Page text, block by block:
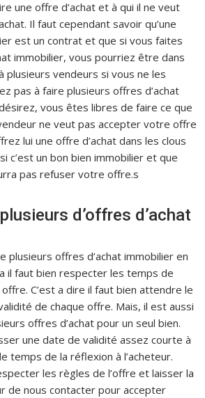
une offre d’achat et à qui il ne veut
Il faut cependant savoir qu’une
est un contrat et que si vous faites
immobilier, vous pourriez être dans
plusieurs vendeurs si vous ne les
pas à faire plusieurs offres d’achat
vous êtes libres de faire ce que
ne veut pas accepter votre offre
lui une offre d’achat dans les clous
c’est un bon bien immobilier et que
pas refuser votre offre.s
d’offres d’achat
plusieurs offres d’achat immobilier en
il faut bien respecter les temps de
C’est a dire il faut bien attendre le
de chaque offre. Mais, il est aussi
offres d’achat pour un seul bien.
une date de validité assez courte à
temps de la réflexion à l’acheteur.
les règles de l’offre et laisser la
de nous contacter pour accepter